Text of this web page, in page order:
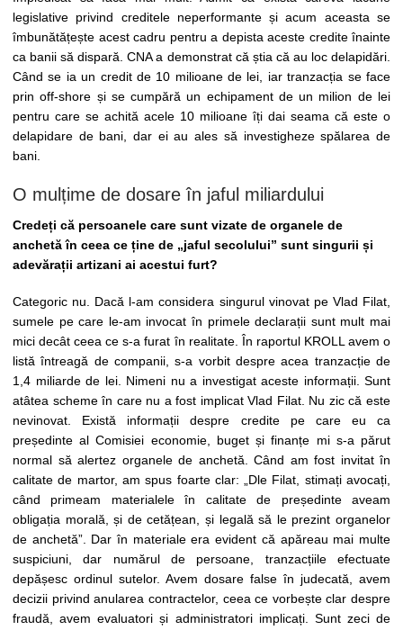
legislative privind creditele neperformante și acum aceasta se
îmbunătățește acest cadru pentru a depista aceste credite înainte
ca banii să dispară. CNA a demonstrat că știa că au loc delapidări.
Când se ia un credit de 10 milioane de lei, iar tranzacția se face
prin off-shore și se cumpără un echipament de un milion de lei
pentru care se achită acele 10 milioane îți dai seama că este o
delapidare de bani, dar ei au ales să investigheze spălarea de
bani.
O mulțime de dosare în jaful miliardului
Credeți că persoanele care sunt vizate de organele de
anchetă în ceea ce ține de „jaful secolului” sunt singurii și
adevărații artizani ai acestui furt?
Categoric nu. Dacă l-am considera singurul vinovat pe Vlad Filat,
sumele pe care le-am invocat în primele declarații sunt mult mai
mici decât ceea ce s-a furat în realitate. În raportul KROLL avem o
listă întreagă de companii, s-a vorbit despre acea tranzacție de
1,4 miliarde de lei. Nimeni nu a investigat aceste informații. Sunt
atâtea scheme în care nu a fost implicat Vlad Filat. Nu zic că este
nevinovat. Există informații despre credite pe care eu ca
președinte al Comisiei economie, buget și finanțe mi s-a părut
normal să alertez organele de anchetă. Când am fost invitat în
calitate de martor, am spus foarte clar: „Dle Filat, stimați avocați,
când primeam materialele în calitate de președinte aveam
obligația morală, și de cetățean, și legală să le prezint organelor
de anchetă”. Dar în materiale era evident că apăreau mai multe
suspiciuni, dar numărul de persoane, tranzacțiile efectuate
depășesc ordinul sutelor. Avem dosare false în judecată, avem
decizii privind anularea contractelor, ceea ce vorbește clar despre
fraudă, avem evaluatori și administratori implicați. Sunt zeci de